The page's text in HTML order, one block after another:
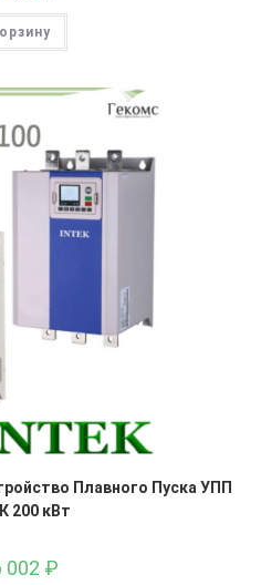
Плавного Пуска УПП
200 кВт
002 ₽